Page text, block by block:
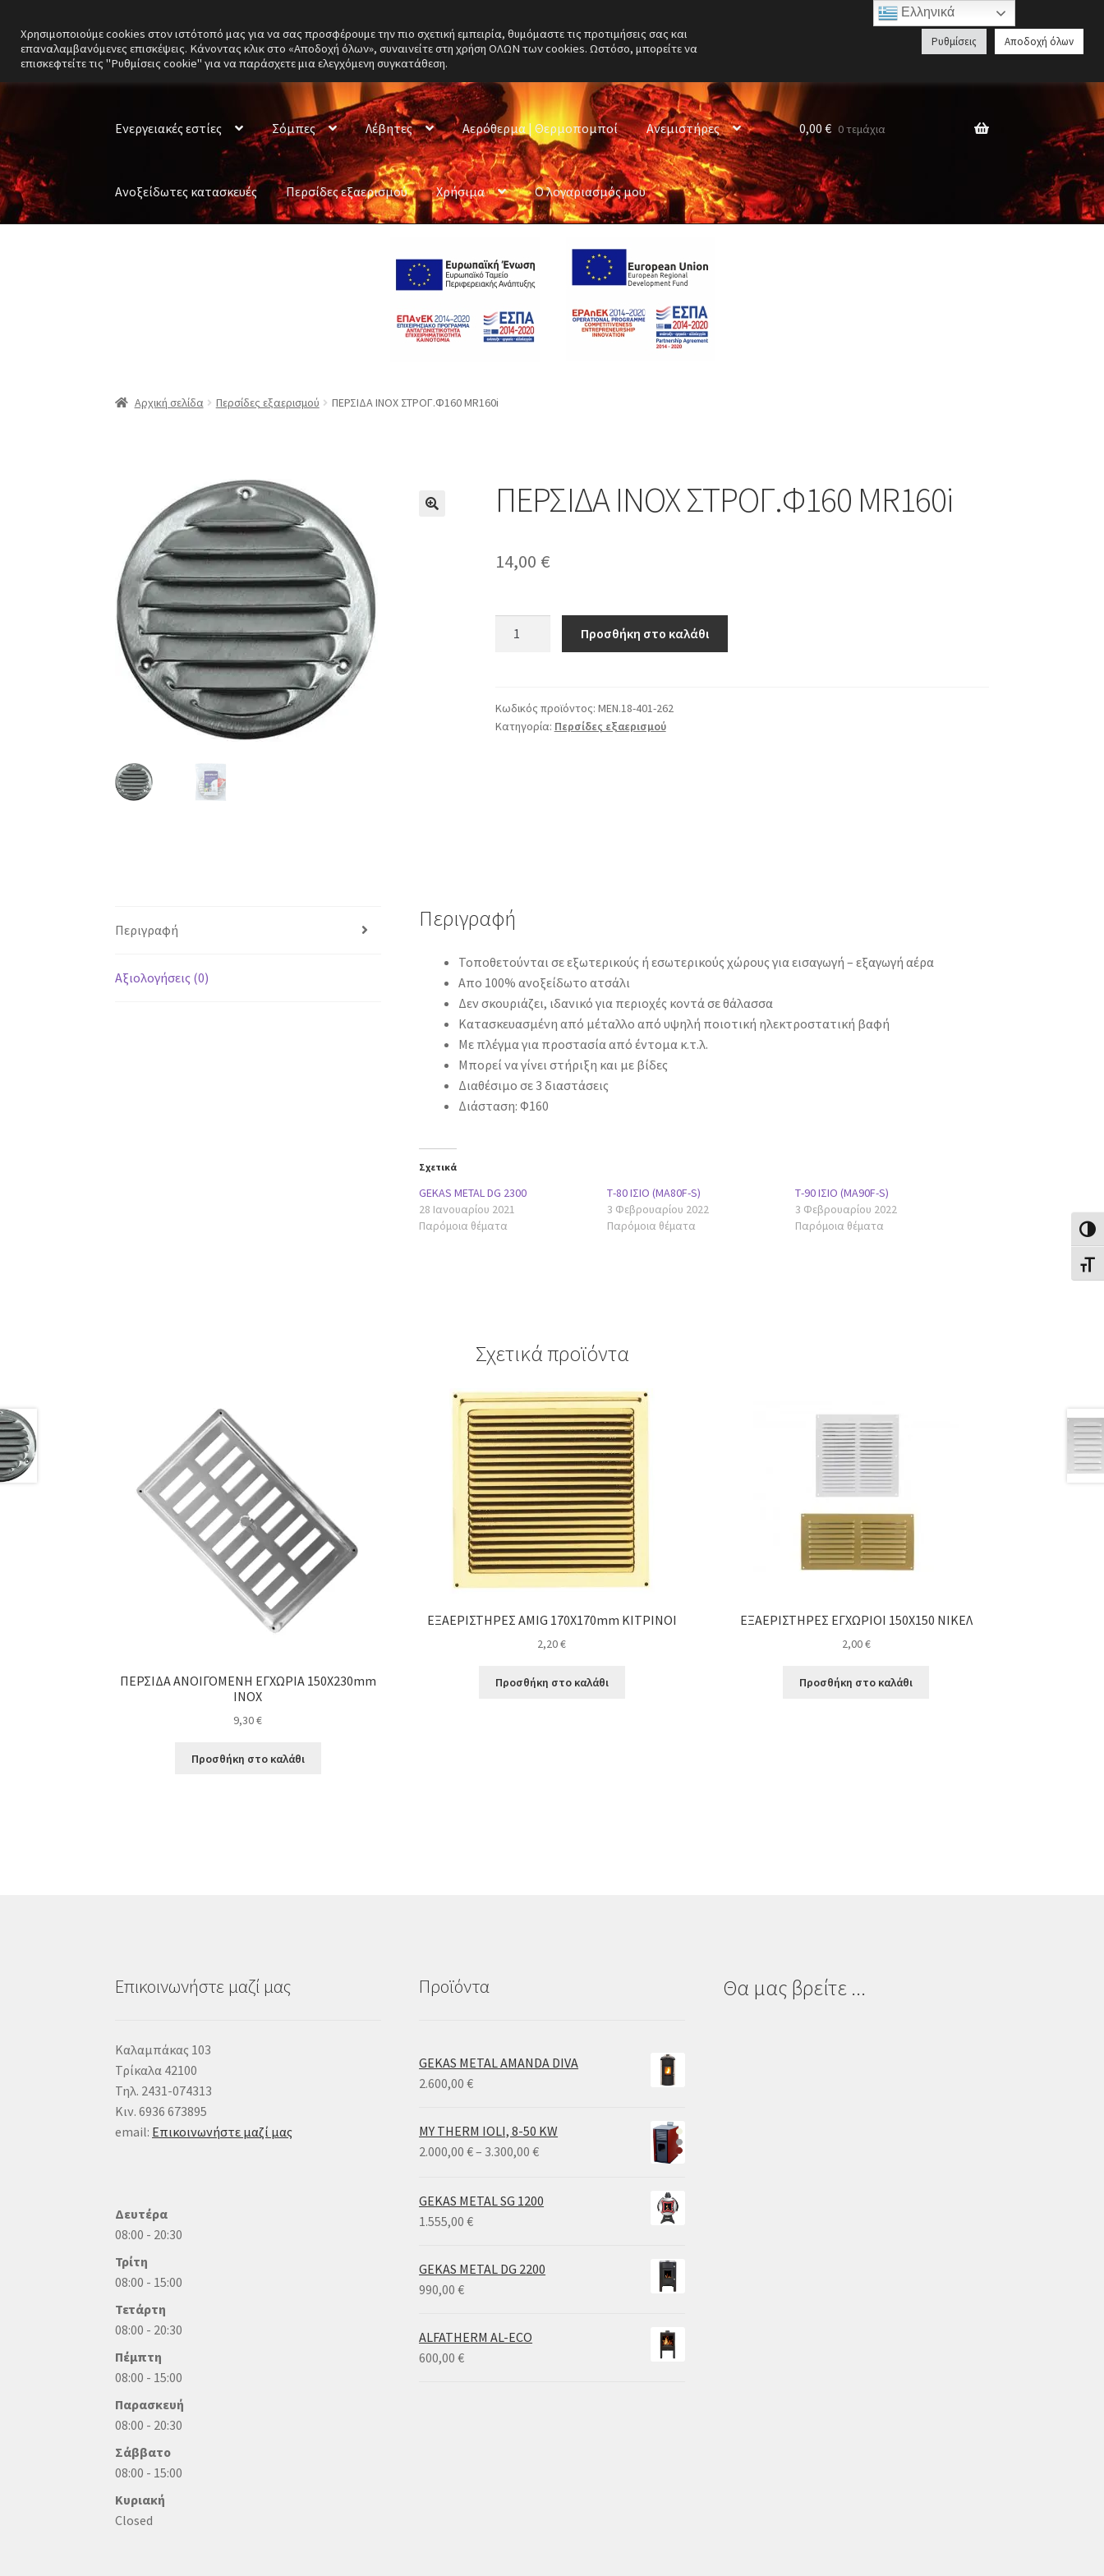
Απευθείας
μετάβαση
στην
Μετάβαση
σε
περιεχόμενο
Ενεργειακές εστίες Σόμπες Λέβητες Αερόθερμα | Θερμοπομποί Ανεμιστήρες
Ανοξείδωτες κατασκευές Περσίδες εξαερισμού Χρήσιμα Ο λογαριασμός μου
0,00 € 0 τεμάχια
Αρχική σελίδα Περσίδες εξαερισμού ΠΕΡΣΙΔΑ ΙΝΟΧ ΣΤΡΟΓ.Φ160 MR160i
ΠΕΡΣΙΔΑ ΙΝΟΧ ΣΤΡΟΓ.Φ160 MR160i
14,00 €
ποσότητα
Προσθήκη στο καλάθι
Κωδικός προϊόντος: ΜΕΝ.18-401-262
Κατηγορία: Περσίδες εξαερισμού
Περιγραφή
Αξιολογήσεις (0)
Περιγραφή
Τοποθετούνται σε εξωτερικούς ή εσωτερικούς χώρους για εισαγωγή – εξαγωγή αέρα
Απο 100% ανοξείδωτο ατσάλι
Δεν σκουριάζει, ιδανικό για περιοχές κοντά σε θάλασσα
Κατασκευασμένη από μέταλλο από υψηλή ποιοτική ηλεκτροστατική βαφή
Με πλέγμα για προστασία από έντομα κ.τ.λ.
Μπορεί να γίνει στήριξη και με βίδες
Διαθέσιμο σε 3 διαστάσεις
Διάσταση: Φ160
Σχετικά
GEKAS METAL DG 2300
28 Ιανουαρίου 2021
Παρόμοια θέματα
Τ-80 ΙΣΙΟ (MA80F-S)
3 Φεβρουαρίου 2022
Παρόμοια θέματα
Τ-90 ΙΣΙΟ (MA90F-S)
3 Φεβρουαρίου 2022
Παρόμοια θέματα
Σχετικά προϊόντα
ΠΕΡΣΙΔΑ ΑΝΟΙΓΟΜΕΝΗ ΕΓΧΩΡΙΑ 150X230mm
INOX
9,30€
Προσθήκη στο καλάθι
ΕΞΑΕΡΙΣΤΗΡΕΣ AMIG 170Χ170mm ΚΙΤΡΙΝΟΙ
2,20€
Προσθήκη στο καλάθι
ΕΞΑΕΡΙΣΤΗΡΕΣ ΕΓΧΩΡΙΟΙ 150Χ150 ΝΙΚΕΛ
2,00€
Προσθήκη στο καλάθι
Επικοινωνήστε μαζί μας
Καλαμπάκας 103
Τρίκαλα 42100
Τηλ. 2431-074313
Κιν. 6936 673895
email: Επικοινωνήστε μαζί μας
Δευτέρα
08:00 - 20:30
Τρίτη
08:00 - 15:00
Τετάρτη
08:00 - 20:30
Πέμπτη
08:00 - 15:00
Παρασκευή
08:00 - 20:30
Σάββατο
08:00 - 15:00
Κυριακή
Closed
Προϊόντα
GEKAS METAL AMANDA DIVA
2.600,00€
MY THERM IOLI, 8-50 KW
2.000,00€– 3.300,00€Price
through
GEKAS METAL SG 1200
1.555,00€
GEKAS METAL DG 2200
990,00€
ALFATHERM AL-ECO
600,00€
Θα μας βρείτε ...
Χρησιμοποιούμε cookies στον ιστότοπό μας για να σας προσφέρουμε την πιο σχετική εμπειρία, θυμόμαστε τις προτιμήσεις σας και
επαναλαμβανόμενες επισκέψεις. Κάνοντας κλικ στο «Αποδοχή όλων», συναινείτε στη χρήση ΟΛΩΝ των cookies. Ωστόσο, μπορείτε να
επισκεφτείτε τις "Ρυθμίσεις cookie" για να παράσχετε μια ελεγχόμενη συγκατάθεση.
Ρυθμίσεις Αποδοχή όλων
Ελληνικά